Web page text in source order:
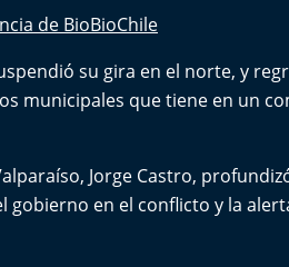
de BioBioChile
su gira en el norte, y
municipales que tiene en un
Jorge Castro,
gobierno en el conflicto y la